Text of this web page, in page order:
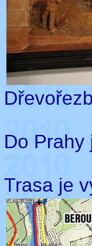
Do Prahy
Trasa je